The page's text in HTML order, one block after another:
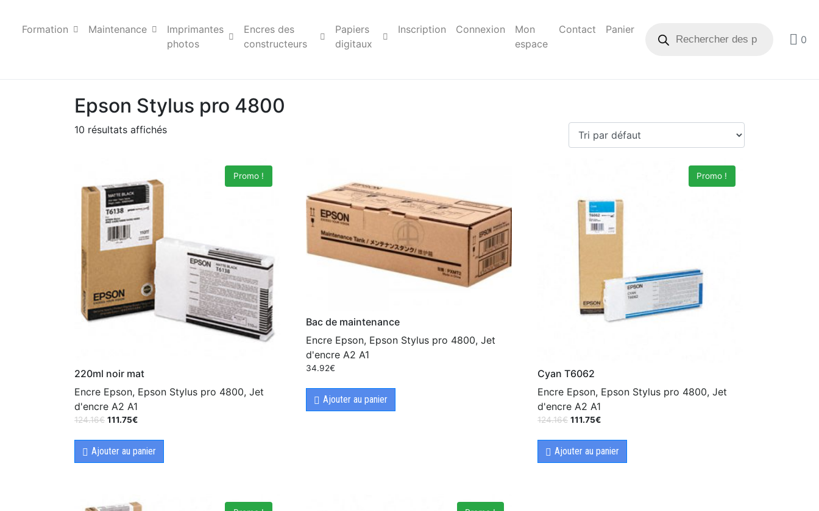
Formation Maintenance
Imprimantes
photos
Encres des
constructeurs
Papiers
digitaux
Inscription Connexion
Mon
espace
Contact
Panier
0
Epson Stylus pro 4800
10 résultats affichés
Promo !
220ml noir mat
Encre Epson, Epson Stylus pro 4800, Jet
d'encre A2 A1
124.16€ 111.75€
Ajouter au panier
Bac de maintenance
Encre Epson, Epson Stylus pro 4800, Jet
d'encre A2 A1
34.92€
Ajouter au panier
Promo !
Cyan T6062
Encre Epson, Epson Stylus pro 4800, Jet
d'encre A2 A1
124.16€ 111.75€
Ajouter au panier